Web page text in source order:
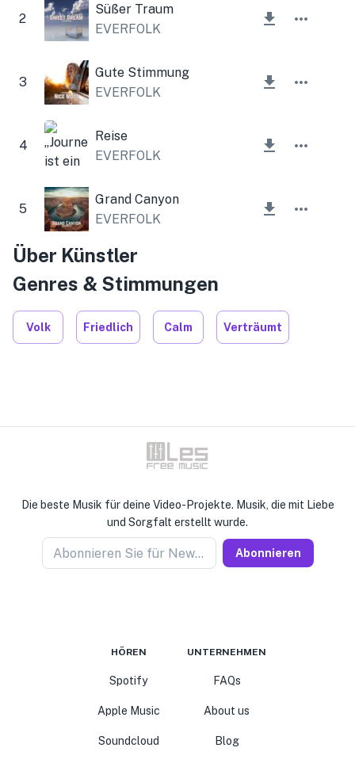
2
Süßer Traum
EVERFOLK
3
Gute Stimmung
EVERFOLK
4
Reise
EVERFOLK
5
Grand Canyon
EVERFOLK
Über Künstler
Genres & Stimmungen
Volk Friedlich Calm Verträumt
Die beste Musik für deine Video-Projekte. Musik, die mit Liebe
und Sorgfalt erstellt wurde.
Abonnieren Sie für Newseller Abonnieren
HÖREN
Spotify
Apple Music
Soundcloud
UNTERNEHMEN
FAQs
About us
Blog